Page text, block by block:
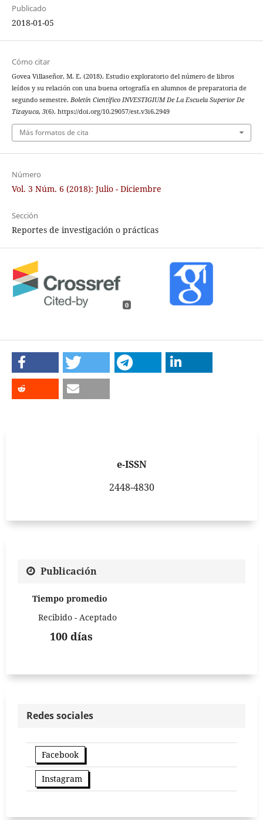
Publicado
2018-01-05
Cómo citar
Govea Villaseñor, M. E. (2018). Estudio exploratorio del número de libros
leídos y su relación con una buena ortografía en alumnos de preparatoria de
segundo semestre. Boletín Científico INVESTIGIUM De La Escuela Superior De
Tizayuca, 3(6). https://doi.org/10.29057/est.v3i6.2949
Más formatos de cita
Número
Vol. 3 Núm. 6 (2018): Julio - Diciembre
Sección
Reportes de investigación o prácticas
0
e-ISSN
2448-4830
Publicación
Tiempo promedio
Recibido - Aceptado
100 días
Redes sociales
Facebook
Instagram